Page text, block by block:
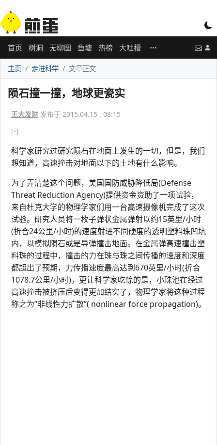
首页 树洞 无聊图 鱼塘 热榜 大吐槽
主页 走进科学 文章正文
陨石撞一撞，地球更瓷实
王大发财 发布于 2015.04.15 , 08:15
[-]
科学家研究过研究陨石在地面上发生的一切，但是，我们
想知道，高速撞击对地面以下的土地有什么影响。
为了弄清楚这个问题，美国国防威胁降低局(Defense
Threat Reduction Agency)提供资金资助了一项试验，
来自杜克大学的物理学家们用一台高速摄像机完成了这次
试验。研究人员将一枚子弹状金属弹射以约15英里/小时
(折合24公里/小时)的速度射进不同硬度的透明塑料珠凹坑
内，以模拟陨石或是导弹撞击地面。在金属弹高速撞击塑
料珠的过程中，撞击的力在珠与珠之间传播的速度和深度
都超出了预期，力传播速度最高达到670英里/小时(折合
1078.7公里/小时)。更让科学家吃惊的是，小珠池在经过
高速撞击被挤压后变得更加结实了，物理学家将这种过程
称之为“非线性力扩散”( nonlinear force propagation)。